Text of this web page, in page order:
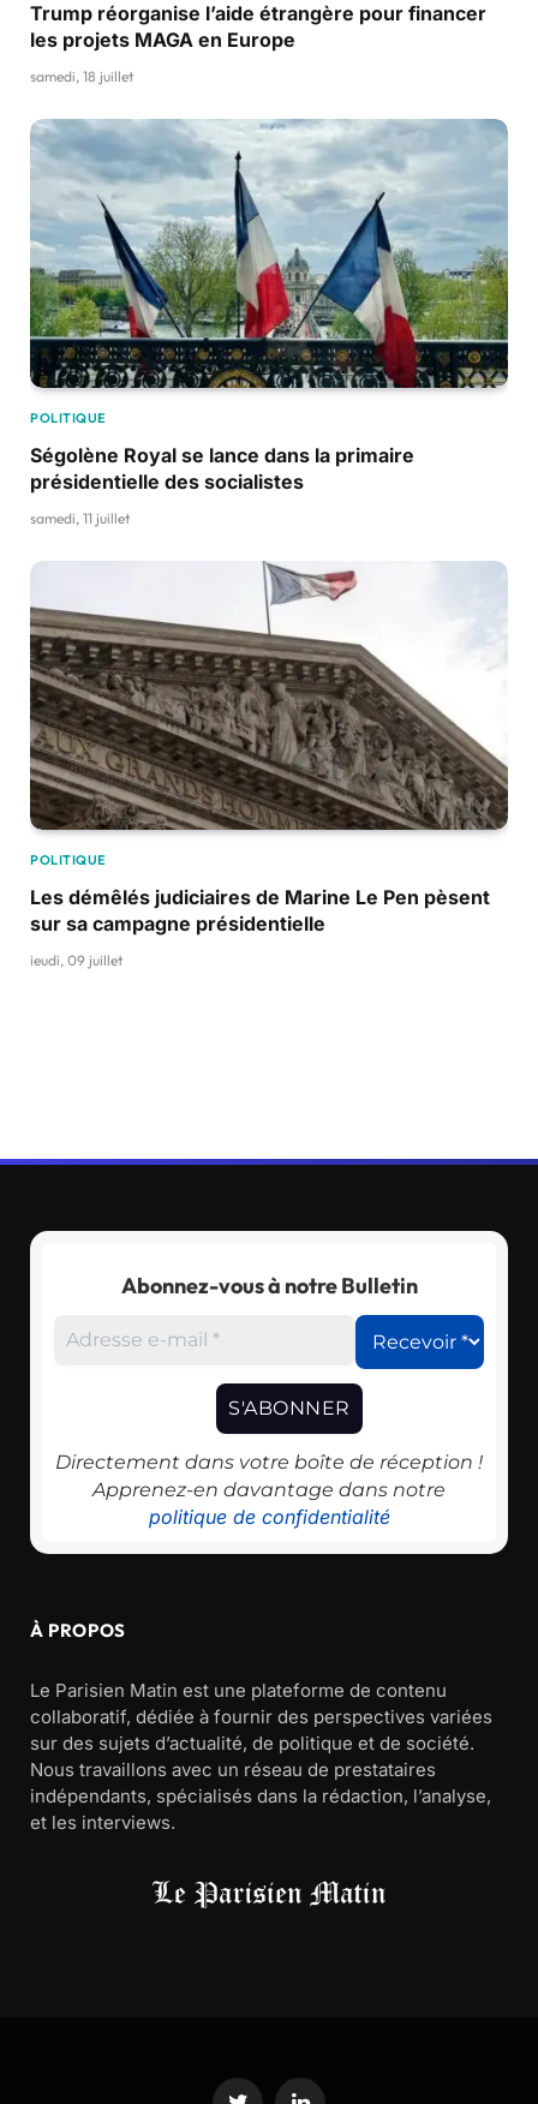
Trump réorganise l’aide étrangère pour financer
les projets MAGA en Europe
samedi, 18 juillet
POLITIQUE
Ségolène Royal se lance dans la primaire
présidentielle des socialistes
samedi, 11 juillet
POLITIQUE
Les démêlés judiciaires de Marine Le Pen pèsent
sur sa campagne présidentielle
jeudi, 09 juillet
Abonnez-vous à notre Bulletin
Directement dans votre boîte de réception !
Apprenez-en davantage dans notre
politique de confidentialité
À PROPOS
Le Parisien Matin est une plateforme de contenu
collaboratif, dédiée à fournir des perspectives variées
sur des sujets d’actualité, de politique et de société.
Nous travaillons avec un réseau de prestataires
indépendants, spécialisés dans la rédaction, l’analyse,
et les interviews.